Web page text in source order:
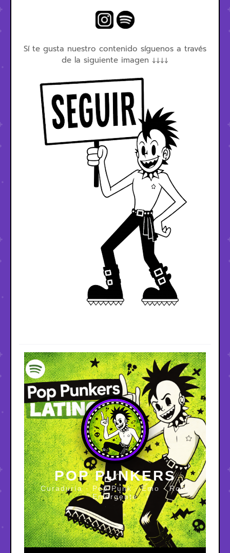
Sí te gusta nuestro contenido síguenos a través
de la siguiente imagen ↓↓↓↓
POP PUNKERS
Curaduría · Pop Punk · Emo · Rock
Emergente